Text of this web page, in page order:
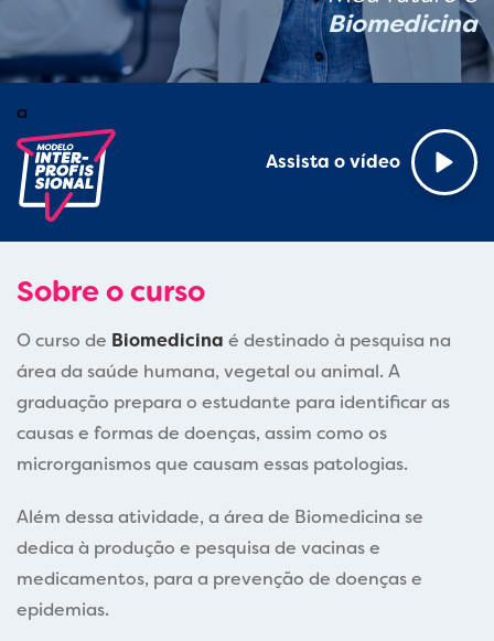
Biomedicina
a
Assista o vídeo
Sobre o curso
O curso de Biomedicina é destinado à pesquisa na
área da saúde humana, vegetal ou animal. A
graduação prepara o estudante para identificar as
causas e formas de doenças, assim como os
microrganismos que causam essas patologias.
Além dessa atividade, a área de Biomedicina se
dedica à produção e pesquisa de vacinas e
medicamentos, para a prevenção de doenças e
epidemias.